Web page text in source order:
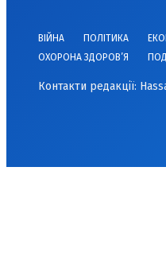
ВІЙНА ПОЛІТИКА
ОХОРОНА ЗДОРОВ’Я
Контакти редакції: